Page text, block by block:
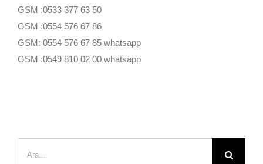
GSM :0533 377 63 50
GSM :0554 576 67 86
GSM: 0554 576 67 85 whatsapp
GSM :0549 810 02 00 whatsapp